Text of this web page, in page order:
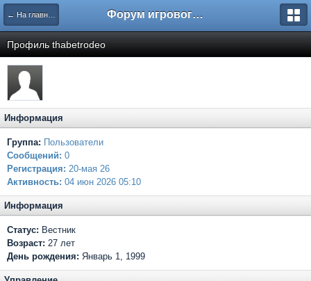
← На главную Форум игрового проекта Riverrise
Профиль thabetrodeo
Информация
Группа: Пользователи
Сообщений: 0
Регистрация: 20-мая 26
Активность: 04 июн 2026 05:10
Информация
Статус: Вестник
Возраст: 27 лет
День рождения: Январь 1, 1999